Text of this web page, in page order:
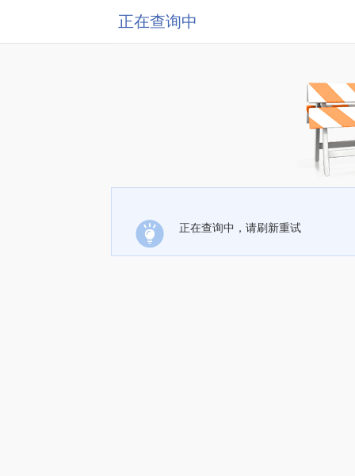
正在查询中
正在查询中，请刷新重试